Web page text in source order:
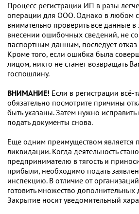
Процесс регистрации ИП в разы
операции для ООО. Однако в любом
внимательно проверить все данные
внесении ошибочных сведений, не
паспортным данным, последует отказ
Кроме того, если ошибка была
лицом, никто не станет возвращать
госпошлину.
ВНИМАНИЕ! Если в регистрации всё-
обязательно посмотрите причины
быть указаны. Затем нужно
подать документы снова.
Еще одним преимуществом является
ликвидации. Когда деятельность
предпринимателю в тягость и
прибыли, необходимо подать
инспекцию. В отличие от
готовить множество дополнительных
Закрытие носит уведомительный